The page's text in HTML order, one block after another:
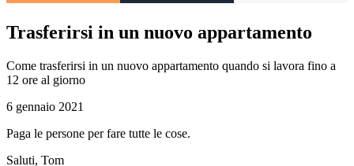
Trasferirsi in un nuovo appartamento
Come trasferirsi in un nuovo appartamento quando si lavora fino a